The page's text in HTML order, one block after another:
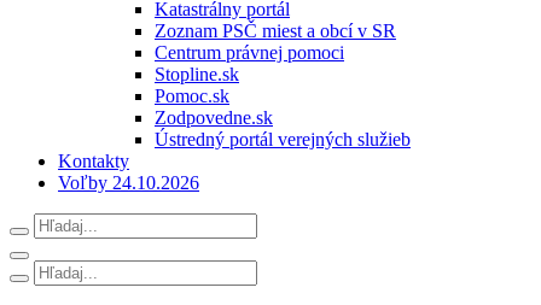
Katastrálny portál
Zoznam PSČ miest a obcí v SR
Centrum právnej pomoci
Stopline.sk
Pomoc.sk
Zodpovedne.sk
Ústredný portál verejných služieb
Kontakty
Voľby 24.10.2026